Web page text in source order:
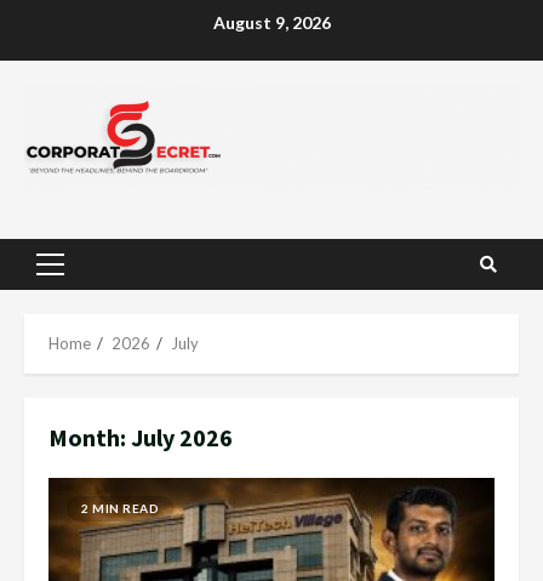
August 9, 2026
Primary
Home 2026 July
Month: July 2026
2 MIN READ